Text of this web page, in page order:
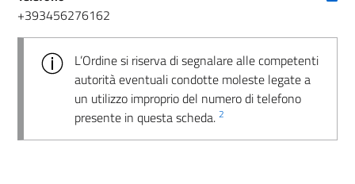
+393456276162
L’Ordine si riserva di segnalare alle competenti
autorità eventuali condotte moleste legate a
un utilizzo improprio del numero di telefono
presente in questa scheda. 2